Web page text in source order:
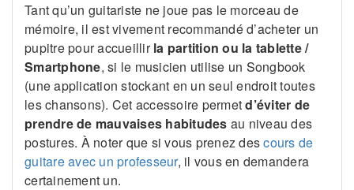
Tant qu’un guitariste ne joue pas le morceau de
mémoire, il est vivement recommandé d’acheter un
pupitre pour accueillirla partition ou la tablette /
Smartphone, si le musicien utilise un Songbook
(une application stockant en un seul endroit toutes
les chansons). Cet accessoire permetd’éviter de
prendre de mauvaises habitudes au niveau des
postures. À noter que si vous prenez descours de
guitare avec un professeur, il vous en demandera
certainement un.